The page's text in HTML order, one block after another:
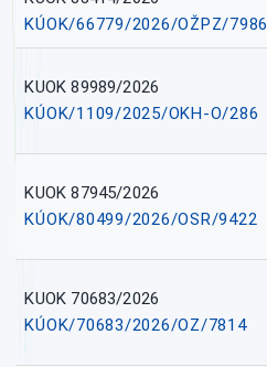
KÚOK/66779/2026/OŽPZ/7986
KUOK 89989/2026
KÚOK/1109/2025/OKH-O/286
KUOK 87945/2026
KÚOK/80499/2026/OSR/9422
KUOK 70683/2026
KÚOK/70683/2026/OZ/7814